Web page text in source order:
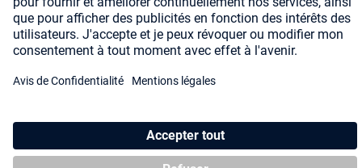
Shipping
* Tous les prix incluent la TVA, plus les fraisd'expéditionet les